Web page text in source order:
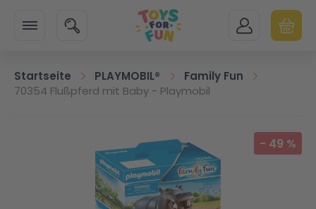
SUCHE MEIN KONTO
Startseite PLAYMOBIL®
Family Fun
70354 Flußpferd mit Baby - Playmobil
Zum Ende der Bildgalerie springen - 49 %